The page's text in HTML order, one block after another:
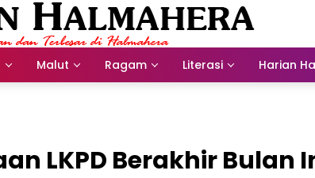
Malut Ragam Literasi Harian
LKPD Berakhir Bulan